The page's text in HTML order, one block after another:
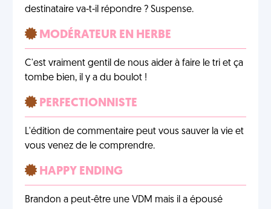
destinataire va-t-il répondre ? Suspense.
MODÉRATEUR EN HERBE
C'est vraiment gentil de nous aider à faire le tri et ça
tombe bien, il y a du boulot !
PERFECTIONNISTE
L'édition de commentaire peut vous sauver la vie et
vous venez de le comprendre.
HAPPY ENDING
Brandon a peut-être une VDM mais il a épousé